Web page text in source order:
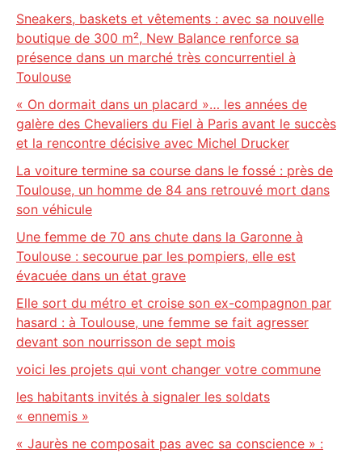
Sneakers, baskets et vêtements : avec sa nouvelle
boutique de 300 m², New Balance renforce sa
présence dans un marché très concurrentiel à
Toulouse
« On dormait dans un placard »… les années de
galère des Chevaliers du Fiel à Paris avant le succès
et la rencontre décisive avec Michel Drucker
La voiture termine sa course dans le fossé : près de
Toulouse, un homme de 84 ans retrouvé mort dans
son véhicule
Une femme de 70 ans chute dans la Garonne à
Toulouse : secourue par les pompiers, elle est
évacuée dans un état grave
Elle sort du métro et croise son ex-compagnon par
hasard : à Toulouse, une femme se fait agresser
devant son nourrisson de sept mois
voici les projets qui vont changer votre commune
les habitants invités à signaler les soldats
« ennemis »
« Jaurès ne composait pas avec sa conscience » :